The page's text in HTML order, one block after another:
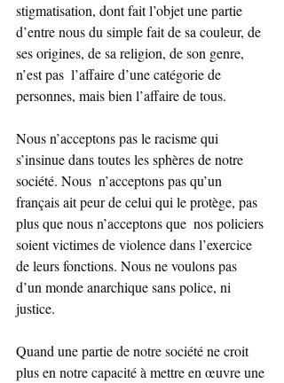
stigmatisation, dont fait l’objet une partie
d’entre nous du simple fait de sa couleur, de
ses origines, de sa religion, de son genre,
n’est pas  l’affaire d’une catégorie de
personnes, mais bien l’affaire de tous.
Nous n’acceptons pas le racisme qui
s’insinue dans toutes les sphères de notre
société. Nous  n’acceptons pas qu’un
français ait peur de celui qui le protège, pas
plus que nous n’acceptons que  nos policiers
soient victimes de violence dans l’exercice
de leurs fonctions. Nous ne voulons pas
d’un monde anarchique sans police, ni
justice.
Quand une partie de notre société ne croit
plus en notre capacité à mettre en œuvre une